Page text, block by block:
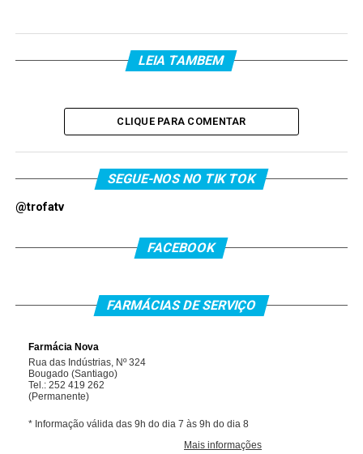
LEIA TAMBEM
CLIQUE PARA COMENTAR
SEGUE-NOS NO TIK TOK
@trofatv
FACEBOOK
FARMÁCIAS DE SERVIÇO